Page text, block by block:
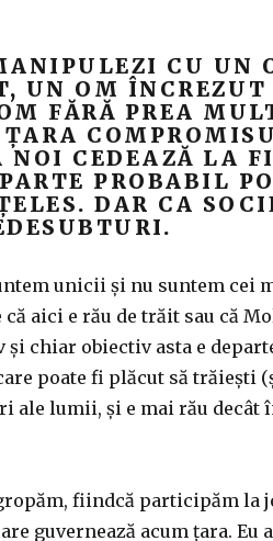
CU UN
UN OM
FĂRĂ PREA
CEDEAZĂ LA
PROBABIL
DAR CA
unicii și nu suntem cei
aici e rău de trăit sau că
și chiar obiectiv asta e
poate fi plăcut să trăiești
ale lumii, și e mai rău decât
fiindcă participăm la
guvernează acum țara. Eu